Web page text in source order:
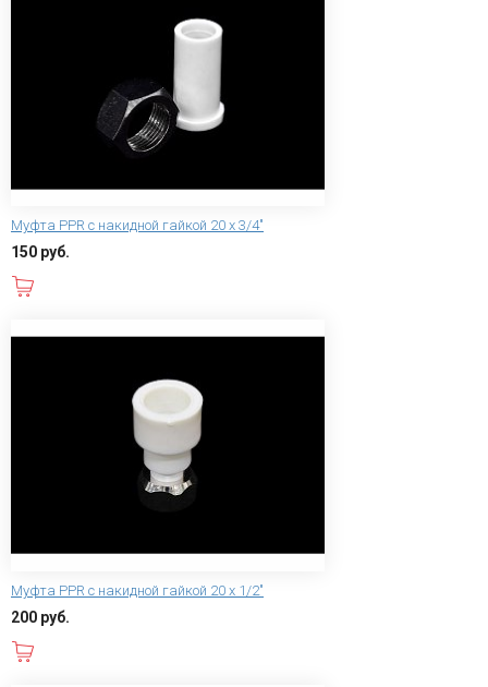
Муфта PPR с накидной гайкой 20 х 3/4"
150 руб.
Муфта PPR с накидной гайкой 20 х 1/2"
200 руб.